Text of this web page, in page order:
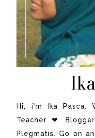
Hi, i'm Ika Pasca.
Teacher ❤
Plegmatis. Go on